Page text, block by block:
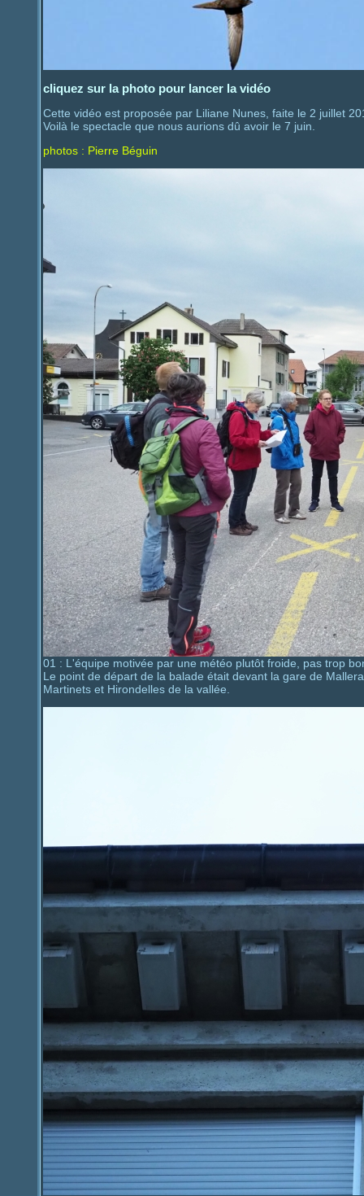
cliquez sur la photo pour lancer la vidéo
Cette vidéo est proposée par Liliane Nunes, faite le 2 juillet
Voilà le spectacle que nous aurions dû avoir le 7 juin.
photos : Pierre Béguin
01 : L'équipe motivée par une météo plutôt froide, pas trop
Le point de départ de la balade était devant la gare de
Martinets et Hirondelles de la vallée.